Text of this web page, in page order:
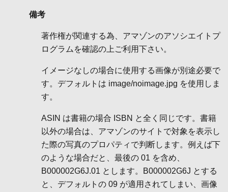
備考
著作権が関連する為、アマゾンのアソシエイトプ
ログラムを確認の上ご利用下さい。
イメージなしの場合に使用する画像が別途必要で
す。デフォルトは image/noimage.jpg を使用しま
す。
ASIN は書籍の場合 ISBN と全く同じです。書籍
以外の場合は、アマゾンのサイトで対象を表示し
た際の写真のプロパティで判断します。例えば下
のような場合だと、最後の 01 を含め、
B000002G6J.01 とします。B000002G6J とする
と、デフォルトの 09 が適用されてしまい、画像